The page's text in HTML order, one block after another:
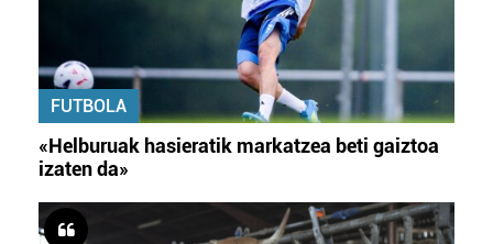
FUTBOLA
«Helburuak hasieratik markatzea beti gaiztoa
izaten da»